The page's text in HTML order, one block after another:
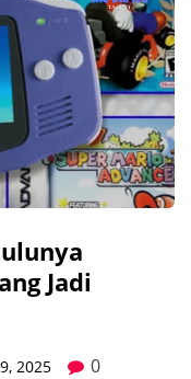
Jadi
2025 0